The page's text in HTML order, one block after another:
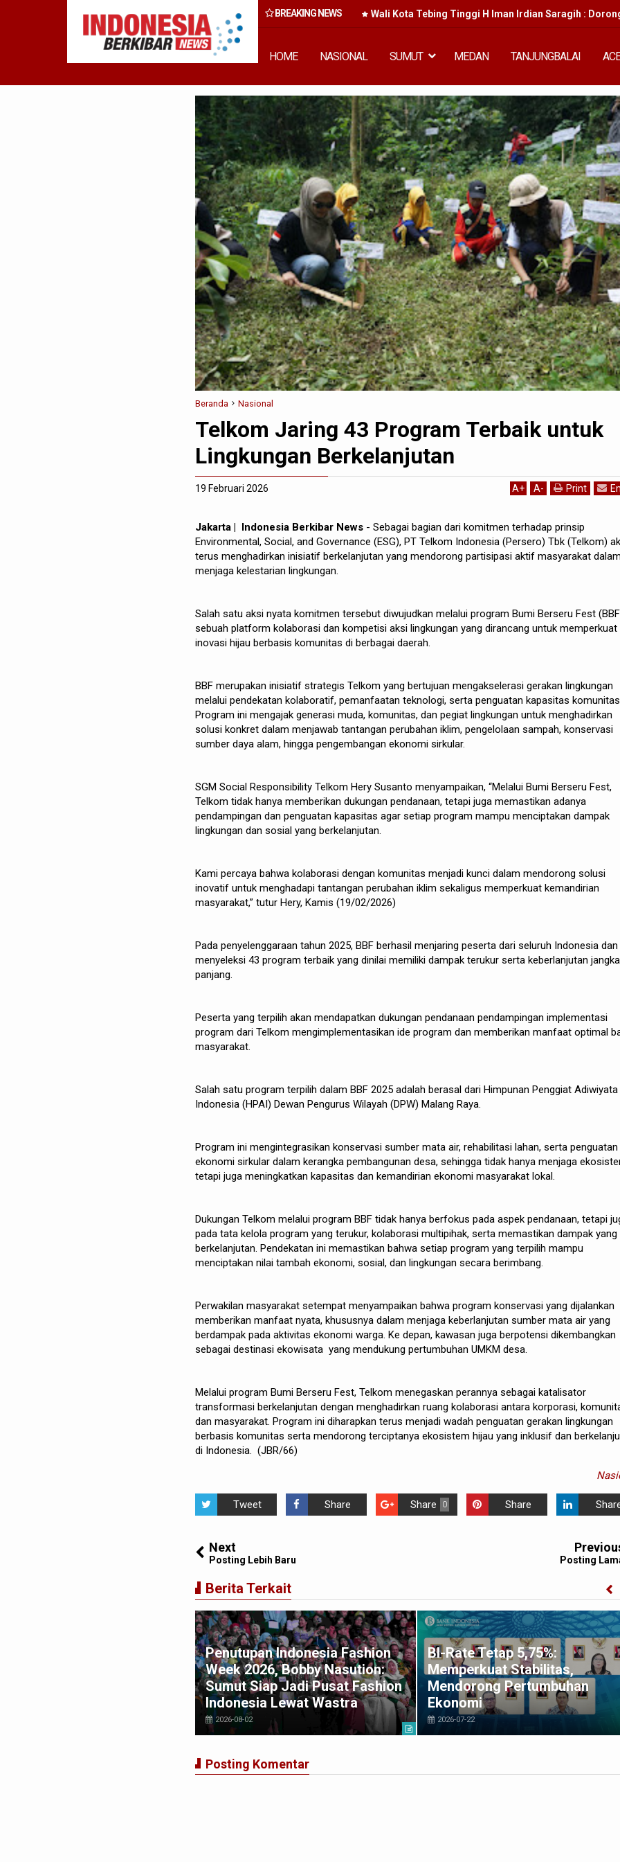
BREAKING NEWS
Wong Cun Sen: Ini Bukan Kegiatan Formal, Tapi Komitmen Wujudkan
Pembangunan Inklusif
Wali Kota Tebing Tinggi H Iman Irdian Saragih :
HOME NASIONAL SUMUT MEDAN TANJUNGBALAI
Beranda Nasional
Telkom Jaring 43 Program Terbaik untuk
Lingkungan Berkelanjutan
19 Februari 2026 A+ A- Print
Jakarta | Indonesia Berkibar News - Sebagai bagian dari komitmen terhadap prinsip
Environmental, Social, and Governance (ESG), PT Telkom Indonesia (Persero) Tbk (Telkom)
terus menghadirkan inisiatif berkelanjutan yang mendorong partisipasi aktif masyarakat
menjaga kelestarian lingkungan.
Salah satu aksi nyata komitmen tersebut diwujudkan melalui program Bumi Berseru Fest
sebuah platform kolaborasi dan kompetisi aksi lingkungan yang dirancang untuk memperkuat
inovasi hijau berbasis komunitas di berbagai daerah.
BBF merupakan inisiatif strategis Telkom yang bertujuan mengakselerasi gerakan lingkungan
melalui pendekatan kolaboratif, pemanfaatan teknologi, serta penguatan kapasitas
Program ini mengajak generasi muda, komunitas, dan pegiat lingkungan untuk menghadirkan
solusi konkret dalam menjawab tantangan perubahan iklim, pengelolaan sampah, konservasi
sumber daya alam, hingga pengembangan ekonomi sirkular.
SGM Social Responsibility Telkom Hery Susanto menyampaikan, “Melalui Bumi Berseru Fest,
Telkom tidak hanya memberikan dukungan pendanaan, tetapi juga memastikan adanya
pendampingan dan penguatan kapasitas agar setiap program mampu menciptakan dampak
lingkungan dan sosial yang berkelanjutan.
Kami percaya bahwa kolaborasi dengan komunitas menjadi kunci dalam mendorong solusi
inovatif untuk menghadapi tantangan perubahan iklim sekaligus memperkuat kemandirian
masyarakat,” tutur Hery, Kamis (19/02/2026)
Pada penyelenggaraan tahun 2025, BBF berhasil menjaring peserta dari seluruh Indonesia dan
menyeleksi 43 program terbaik yang dinilai memiliki dampak terukur serta keberlanjutan jangka
panjang.
Peserta yang terpilih akan mendapatkan dukungan pendanaan pendampingan implementasi
program dari Telkom mengimplementasikan ide program dan memberikan manfaat optimal
masyarakat.
Salah satu program terpilih dalam BBF 2025 adalah berasal dari Himpunan Penggiat Adiwiyata
Indonesia (HPAI) Dewan Pengurus Wilayah (DPW) Malang Raya.
Program ini mengintegrasikan konservasi sumber mata air, rehabilitasi lahan, serta penguatan
ekonomi sirkular dalam kerangka pembangunan desa, sehingga tidak hanya menjaga
tetapi juga meningkatkan kapasitas dan kemandirian ekonomi masyarakat lokal.
Dukungan Telkom melalui program BBF tidak hanya berfokus pada aspek pendanaan, tetapi
pada tata kelola program yang terukur, kolaborasi multipihak, serta memastikan dampak yang
berkelanjutan. Pendekatan ini memastikan bahwa setiap program yang terpilih mampu
menciptakan nilai tambah ekonomi, sosial, dan lingkungan secara berimbang.
Perwakilan masyarakat setempat menyampaikan bahwa program konservasi yang dijalankan
memberikan manfaat nyata, khususnya dalam menjaga keberlanjutan sumber mata air yang
berdampak pada aktivitas ekonomi warga. Ke depan, kawasan juga berpotensi dikembangkan
sebagai destinasi ekowisata yang mendukung pertumbuhan UMKM desa.
Melalui program Bumi Berseru Fest, Telkom menegaskan perannya sebagai katalisator
transformasi berkelanjutan dengan menghadirkan ruang kolaborasi antara korporasi,
dan masyarakat. Program ini diharapkan terus menjadi wadah penguatan gerakan lingkungan
berbasis komunitas serta mendorong terciptanya ekosistem hijau yang inklusif dan
di Indonesia. (JBR/66)
Tweet Share 0
Share Share
Next
Posting Lebih Baru Posting
Berita Terkait
Penutupan Indonesia Fashion
Week 2026, Bobby Nasution:
Sumut Siap Jadi Pusat Fashion
Indonesia Lewat Wastra
2026-08-02
BI-Rate Tetap 5,75%:
Memperkuat Stabilitas,
Mendorong Pertumbuhan
Ekonomi
2026-07-22
Posting Komentar